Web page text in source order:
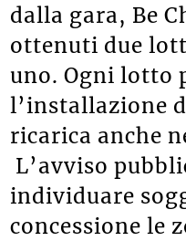
dalla gara, Be
ottenuti due
uno. Ogni lotto
l’installazione
ricarica anche
L’avviso
individuare
concessione le